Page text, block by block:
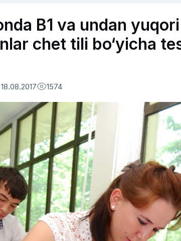
B1 va undan
chet tili bo‘yicha
1574